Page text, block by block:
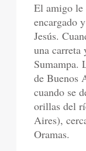
El amigo le
encargado
Jesús.
una carreta
Sumampa.
de Buenos
cuando se
orillas del
Aires),
Oramas.